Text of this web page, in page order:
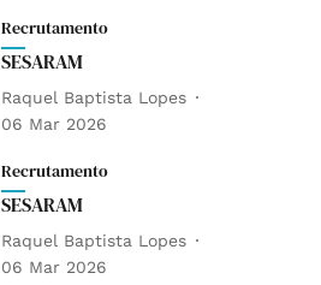
Recrutamento
SESARAM
Raquel Baptista Lopes
06 Mar 2026
Recrutamento
SESARAM
Raquel Baptista Lopes
06 Mar 2026